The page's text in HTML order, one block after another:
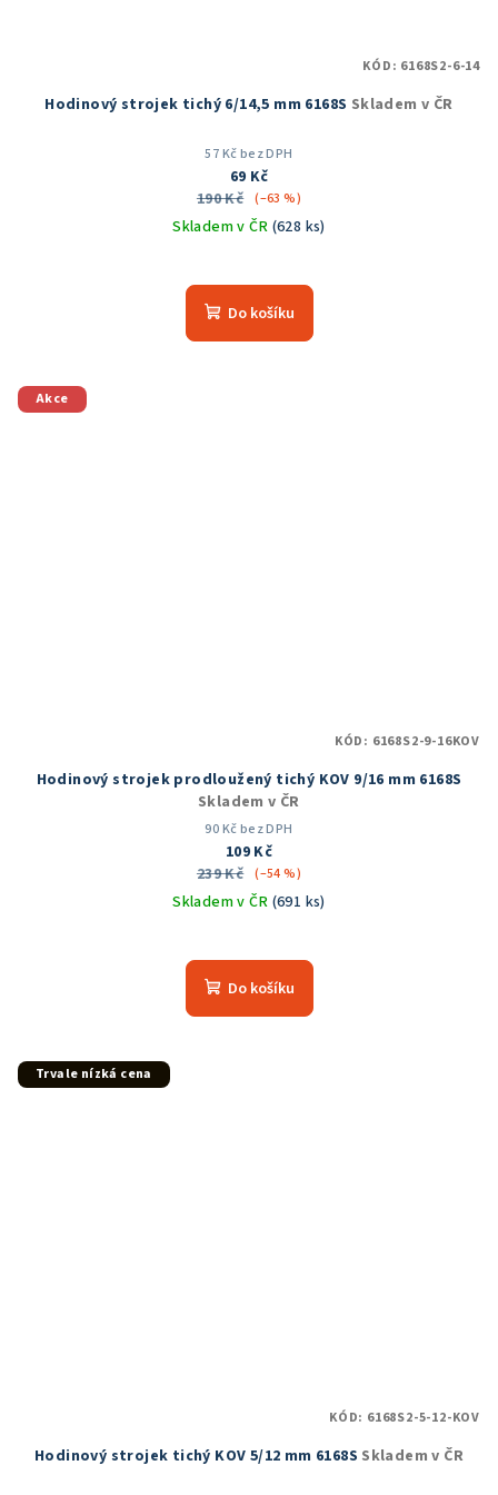
Hodinový strojek tichý 6/14,5 mm 6168S Skladem v ČR
57 Kč bez DPH
69 Kč
190 Kč (–63 %)
Skladem v ČR (628 ks)
hodnocení
produktu
Do košíku
KÓD: 6168S2-6-14
Akce
Hodinový strojek prodloužený tichý KOV 9/16 mm 6168S
Skladem v ČR
90 Kč bez DPH
109 Kč
239 Kč (–54 %)
Skladem v ČR (691 ks)
hodnocení
produktu
Do košíku
KÓD: 6168S2-9-16KOV
Trvale nízká cena
Hodinový strojek tichý KOV 5/12 mm 6168S Skladem v ČR
KÓD: 6168S2-5-12-KOV